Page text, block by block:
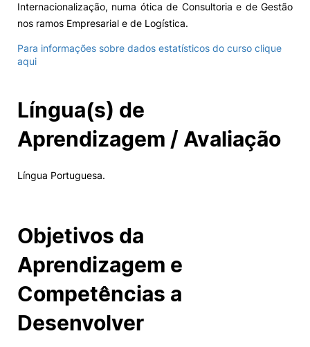
Internacionalização, numa ótica de Consultoria e de Gestão
nos ramos Empresarial e de Logística.
Para informações sobre dados estatísticos do curso clique
aqui
Língua(s) de
Aprendizagem / Avaliação
Língua Portuguesa.
Objetivos da
Aprendizagem e
Competências a
Desenvolver